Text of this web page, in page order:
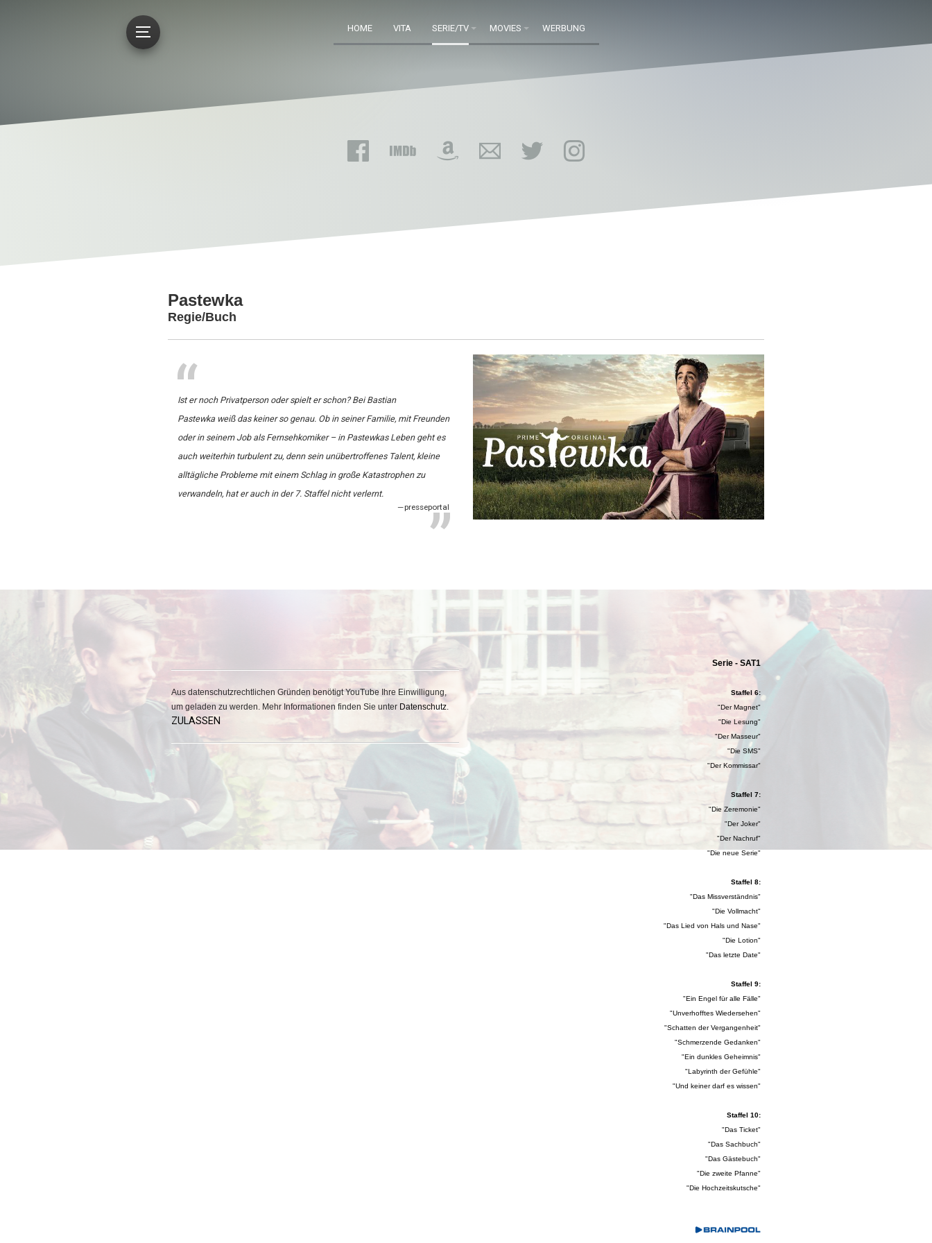
HOME VITA SERIE/TV MOVIES WERBUNG
Pastewka
Regie/Buch
Ist er noch Privatperson oder spielt er schon? Bei Bastian
Pastewka weiß das keiner so genau. Ob in seiner Familie, mit Freunden
oder in seinem Job als Fernsehkomiker – in Pastewkas Leben geht es
auch weiterhin turbulent zu, denn sein unübertroffenes Talent, kleine
alltägliche Probleme mit einem Schlag in große Katastrophen zu
verwandeln, hat er auch in der 7. Staffel nicht verlernt.
presseportal
Aus datenschutzrechtlichen Gründen benötigt YouTube Ihre Einwilligung,
um geladen zu werden. Mehr Informationen finden Sie unter Datenschutz.
ZULASSEN
Serie - SAT1
Staffel 6:
"Der Magnet"
"Die Lesung"
"Der Masseur"
"Die SMS"
"Der Kommissar"
Staffel 7:
"Die Zeremonie"
"Der Joker"
"Der Nachruf"
"Die neue Serie"
Staffel 8:
"Das Missverständnis"
"Die Vollmacht"
"Das Lied von Hals und Nase"
"Die Lotion"
"Das letzte Date"
Staffel 9:
"Ein Engel für alle Fälle"
"Unverhofftes Wiedersehen"
"Schatten der Vergangenheit"
"Schmerzende Gedanken"
"Ein dunkles Geheimnis"
"Labyrinth der Gefühle"
"Und keiner darf es wissen"
Staffel 10:
"Das Ticket"
"Das Sachbuch"
"Das Gästebuch"
"Die zweite Pfanne"
"Die Hochzeitskutsche"